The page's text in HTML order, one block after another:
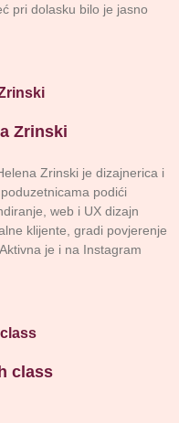
pri dolasku bilo je jasno
Zrinski
Zrinski je dizajnerica i
podići
web i UX dizajn
klijente, gradi povjerenje
je i na Instagram
class